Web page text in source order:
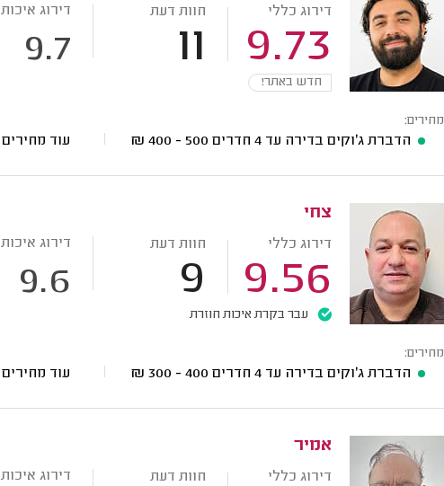
דירוג כללי
9.73
חוות דעת
11
דירוג איכות
9.7
חדש באתר!
מחירים:
הדברת ג'וקים בדירה עד 4 חדרים 500 - 400
₪ עוד מחירים
צחי
דירוג כללי
9.56
חוות דעת
9
דירוג איכות
9.6
עבר בקרת איכות חוזרת
מחירים:
הדברת ג'וקים בדירה עד 4 חדרים 400 - 300
₪ עוד מחירים
אמיר
דירוג כללי חוות דעת דירוג איכות